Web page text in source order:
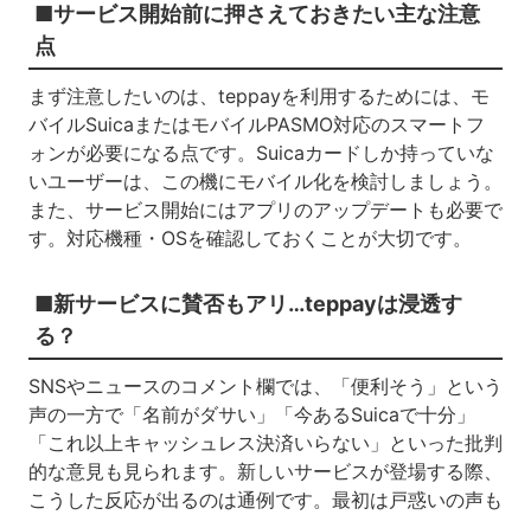
■サービス開始前に押さえておきたい主な注意
点
まず注意したいのは、teppayを利用するためには、モ
バイルSuicaまたはモバイルPASMO対応のスマートフ
ォンが必要になる点です。Suicaカードしか持っていな
いユーザーは、この機にモバイル化を検討しましょう。
また、サービス開始にはアプリのアップデートも必要で
す。対応機種・OSを確認しておくことが大切です。
■新サービスに賛否もアリ…teppayは浸透す
る？
SNSやニュースのコメント欄では、「便利そう」という
声の一方で「名前がダサい」「今あるSuicaで十分」
「これ以上キャッシュレス決済いらない」といった批判
的な意見も見られます。新しいサービスが登場する際、
こうした反応が出るのは通例です。最初は戸惑いの声も